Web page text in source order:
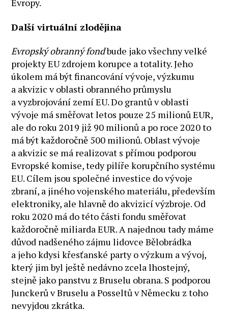
Evropy.
Další virtuální zlodějina
Evropský obranný fondbude jako všechny velké
projekty EU zdrojem korupce a totality. Jeho
úkolem má být financování vývoje, výzkumu
a akvizic v oblasti obranného průmyslu
a vyzbrojování zemí EU. Do grantů v oblasti
vývoje má směřovat letos pouze 25 milionů EUR,
ale do roku 2019 již 90 milionů a po roce 2020 to
má být každoročně 500 milionů. Oblast vývoje
a akvizic se má realizovat s přímou podporou
Evropské komise, tedy pilíře korupčního systému
EU. Cílem jsou společné investice do vývoje
zbraní, a jiného vojenského materiálu, především
elektroniky, ale hlavně do akvizicí výzbroje. Od
roku 2020 má do této části fondu směřovat
každoročně miliarda EUR. A najednou tady máme
důvod nadšeného zájmu lidovce Bělobrádka
a jeho kdysi křesťanské party o výzkum a vývoj,
který jim byl ještě nedávno zcela lhostejný,
stejně jako panstvu z Bruselu obrana. S podporou
Junckerů v Bruselu a Posseltů v Německu z toho
nevyjdou zkrátka.